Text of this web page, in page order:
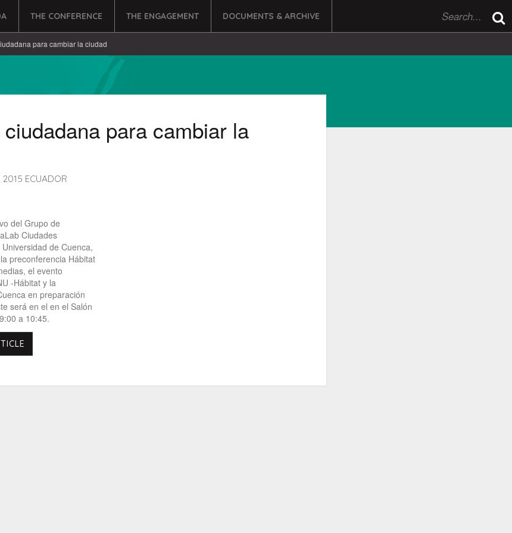
THE CONFERENCE THE ENGAGEMENT DOCUMENTS & ARCHIVE
para cambiar la ciudad
para cambiar la
2015 ECUADOR
del Grupo de
Ciudades
de Cuenca,
preconferencia Hábitat
el evento
-Hábitat y la
en preparación
será en el en el Salón
a 10:45.